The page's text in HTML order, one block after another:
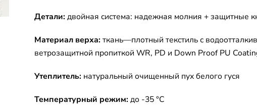
Детали: двойная система: надежная молния + защитные
Материал верха: ткань—плотный текстиль с
ветрозащитной пропиткой WR, PD и Down Proof PU
Утеплитель: натуральный очищенный пух белого гуся
Температурный режим: до -35 °C